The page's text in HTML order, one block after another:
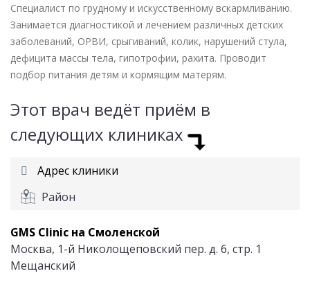
Специалист по грудному и искусственному вскармливанию.
Занимается диагностикой и лечением различных детских
заболеваний, ОРВИ, срыгиваний, колик, нарушений стула,
дефицита массы тела, гипотрофии, рахита. Проводит
подбор питания детям и кормящим матерям.
Этот врач ведёт приём в
следующих клиниках
Адрес клиники
Район
GMS Clinic на Смоленской
Москва, 1-й Николощеповский пер. д. 6, стр. 1
Мещанский